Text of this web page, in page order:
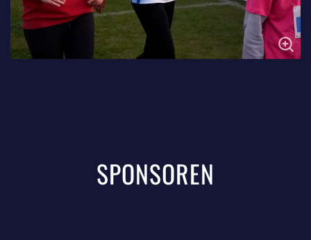
SPONSOREN